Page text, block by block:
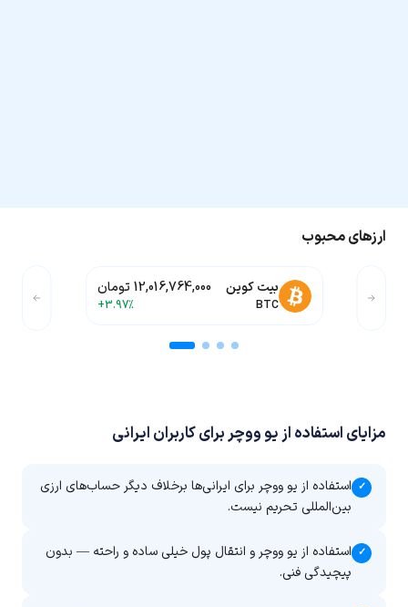
ارزهای محبوب
بیت کوین
BTC
12,016,764,000 تومان
+3.97%
مزایای استفاده از یو ووچر برای کاربران ایرانی
✓ استفاده از یو ووچر برای ایرانی‌ها برخلاف دیگر حساب‌های ارزی
بین‌المللی تحریم نیست.
✓ استفاده از یو ووچر و انتقال پول خیلی ساده و راحته — بدون
پیچیدگی فنی.